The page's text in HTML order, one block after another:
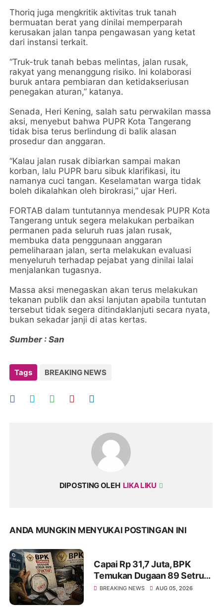
Thoriq juga mengkritik aktivitas truk tanah
bermuatan berat yang dinilai memperparah
kerusakan jalan tanpa pengawasan yang ketat
dari instansi terkait.
“Truk-truk tanah bebas melintas, jalan rusak,
rakyat yang menanggung risiko. Ini kolaborasi
buruk antara pembiaran dan ketidakseriusan
penegakan aturan,” katanya.
Senada, Heri Kening, salah satu perwakilan massa
aksi, menyebut bahwa PUPR Kota Tangerang
tidak bisa terus berlindung di balik alasan
prosedur dan anggaran.
“Kalau jalan rusak dibiarkan sampai makan
korban, lalu PUPR baru sibuk klarifikasi, itu
namanya cuci tangan. Keselamatan warga tidak
boleh dikalahkan oleh birokrasi,” ujar Heri.
FORTAB dalam tuntutannya mendesak PUPR Kota
Tangerang untuk segera melakukan perbaikan
permanen pada seluruh ruas jalan rusak,
membuka data penggunaan anggaran
pemeliharaan jalan, serta melakukan evaluasi
menyeluruh terhadap pejabat yang dinilai lalai
menjalankan tugasnya.
Massa aksi menegaskan akan terus melakukan
tekanan publik dan aksi lanjutan apabila tuntutan
tersebut tidak segera ditindaklanjuti secara nyata,
bukan sekadar janji di atas kertas.
Sumber: San
Tags BREAKING NEWS
DIPOSTING OLEH LIKA LIKU
ANDA MUNGKIN MENYUKAI POSTINGAN INI
Capai Rp 31,7 Juta, BPK
Temukan Dugaan 89 Setruk
BBM Fiktif di Dinkes Kota
BREAKING NEWS AUG 05, 2026